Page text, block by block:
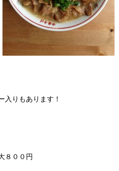
入りもあります！
８００円